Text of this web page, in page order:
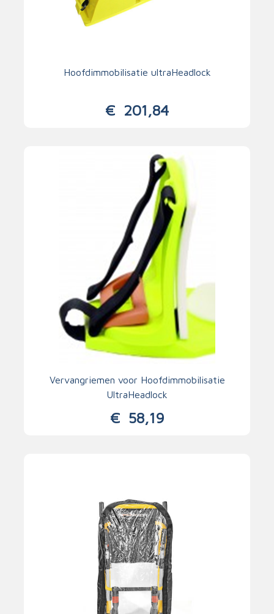
Hoofdimmobilisatie ultraHeadlock
€ 201,84
Vervangriemen voor Hoofdimmobilisatie
UltraHeadlock
€58,19